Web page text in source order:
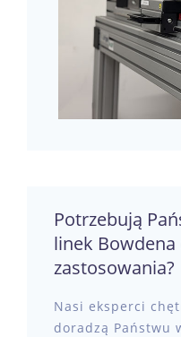
Potrzebują
linek
zastosowania?
Nasi eksperci
doradzą Państwu